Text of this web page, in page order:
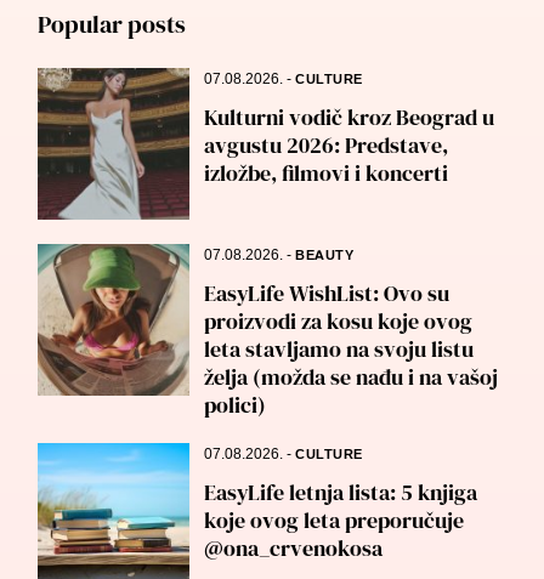
Popular posts
07.08.2026.-CULTURE
Kulturni vodič kroz Beograd u
avgustu 2026: Predstave,
izložbe, filmovi i koncerti
07.08.2026.-BEAUTY
EasyLife WishList: Ovo su
proizvodi za kosu koje ovog
leta stavljamo na svoju listu
želja (možda se nađu i na vašoj
polici)
07.08.2026.-CULTURE
EasyLife letnja lista: 5 knjiga
koje ovog leta preporučuje
@ona_crvenokosa